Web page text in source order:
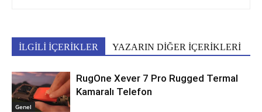
İLGİLİ İÇERİKLER YAZARIN DİĞER İÇERİKLERİ
Genel
RugOne Xever 7 Pro Rugged Termal
Kamaralı Telefon